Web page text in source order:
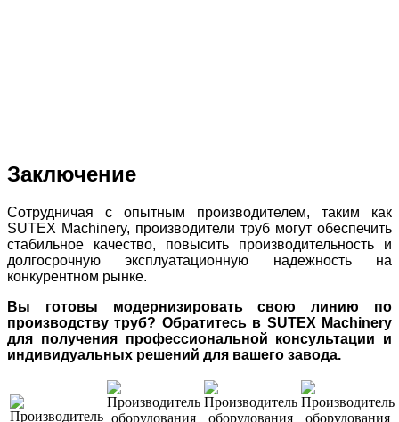
Заключение
Сотрудничая с опытным производителем, таким как
SUTEX Machinery, производители труб могут обеспечить
стабильное качество, повысить производительность и
долгосрочную эксплуатационную надежность на
конкурентном рынке.
Вы готовы модернизировать свою линию по
производству труб? Обратитесь в SUTEX Machinery
для получения профессиональной консультации и
индивидуальных решений для вашего завода.